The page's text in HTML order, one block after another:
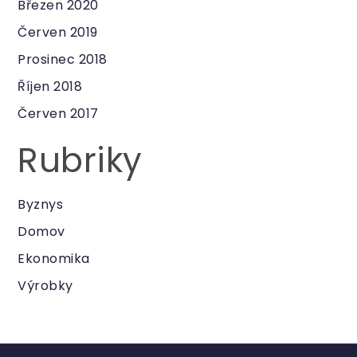
Březen 2020
Červen 2019
Prosinec 2018
Říjen 2018
Červen 2017
Rubriky
Byznys
Domov
Ekonomika
Výrobky